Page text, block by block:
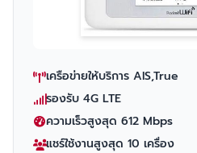
เครือข่ายให้บริการ AIS,True
รองรับ 4G LTE
ความเร็วสูงสุด 612 Mbps
แชร์ใช้งานสูงสุด 10 เครื่อง